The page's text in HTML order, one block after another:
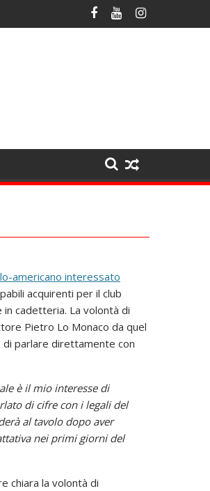
americano interessato
acquirenti per il club
cadetteria. La volontà di
Pietro Lo Monaco da quel
di parlare direttamente con
è il mio interesse di
di cifre con i legali del
al tavolo dopo aver
nei primi giorni del
chiara la volontà di